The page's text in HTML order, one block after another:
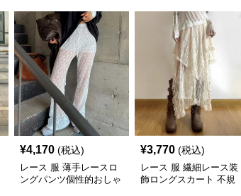
¥4,170 (税込)
レース 服 薄手レースロ
ングパンツ個性的おしゃ
¥3,770 (税込)
レース 服 繊細レース装
飾ロングスカート 不規